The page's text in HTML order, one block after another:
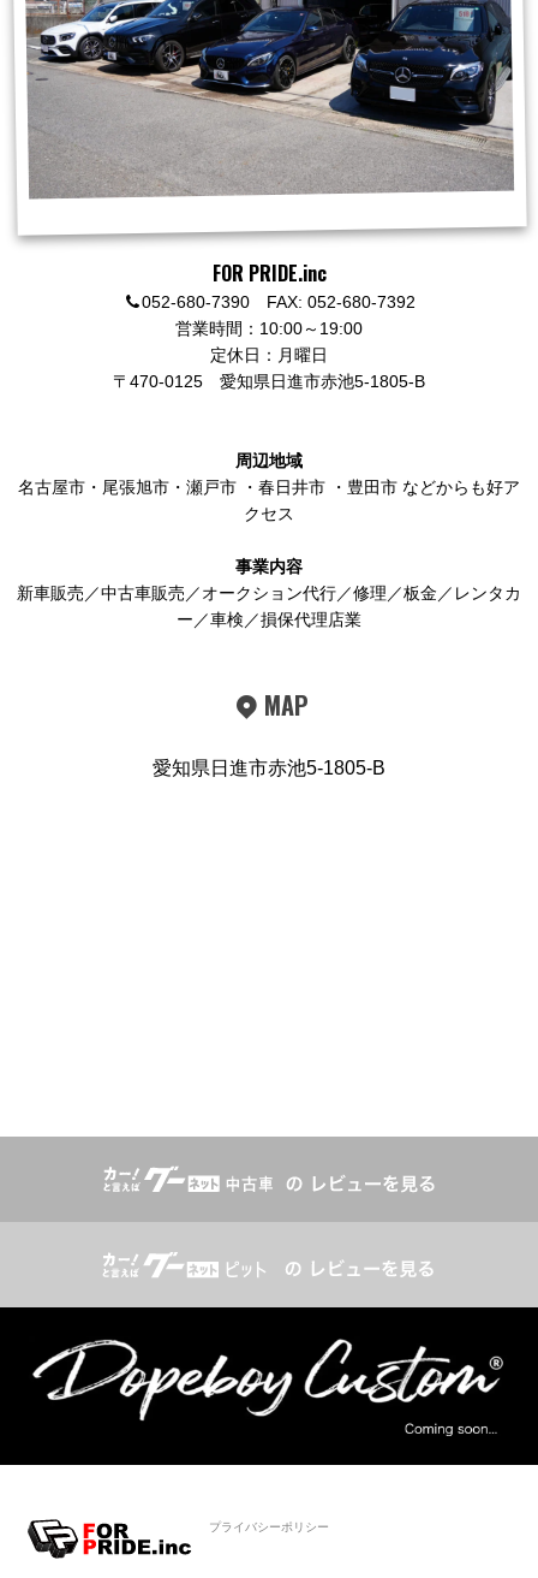
FOR PRIDE.inc
052-680-7390 FAX: 052-680-7392
営業時間：10:00～19:00
定休日：月曜日
〒470-0125 愛知県日進市赤池5-1805-B
周辺地域
名古屋市 ・ 尾張旭市 ・ 瀬戸市 ・ 春日井市 ・ 豊田市 などからも好ア
クセス
事業内容
新車販売／中古車販売／オークション代行／修理／板金／レンタカ
ー／車検／損保代理店業
MAP
愛知県日進市赤池5-1805-B
プライバシーポリシー